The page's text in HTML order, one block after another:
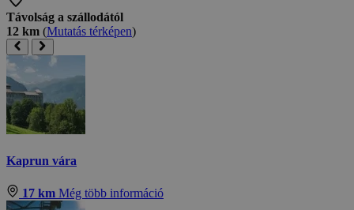
Távolság a szállodától
12 km (Mutatás térképen)
Kaprun vára
17 km Még több információ